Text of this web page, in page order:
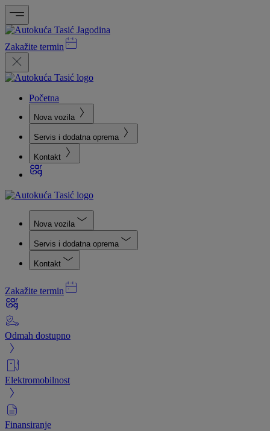
Zakažite termin
Početna
Nova vozila
Servis i dodatna oprema
Kontakt
Nova vozila
Servis i dodatna oprema
Kontakt
Zakažite termin
Odmah dostupno
Elektromobilnost
Finansiranje